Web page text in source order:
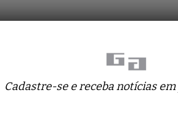
Cadastre-se e receba notícias